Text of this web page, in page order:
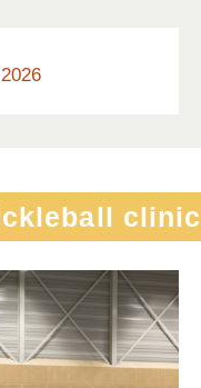
clinic